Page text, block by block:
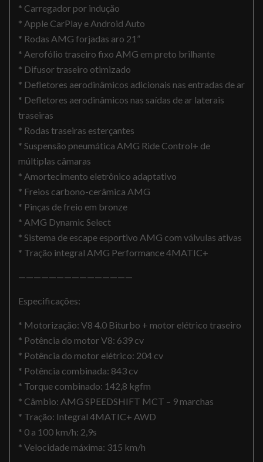
* Carregador por indução
* Apple CarPlay e Android Auto
* Rodas AMG forjadas aro 21”
* Aerofólio traseiro fixo AMG em preto brilhante
* Difusor traseiro otimizado
* Defletores aerodinâmicos adicionais nas entradas de ar
* Defletores aerodinâmicos nas saídas de ar laterais
traseiras
* Rodas traseiras esterçantes
* Suspensão pneumática AMG Ride Control+ de
múltiplas câmaras
* Amortecimento eletrônico adaptativo
* Freios carbono-cerâmica AMG
* Pinças de freio em bronze
* AMG Dynamic Select
* Sistema de escape esportivo AMG com válvulas ativas
* Tração integral AMG Performance 4MATIC+
———————————————
Especificações:
* Motorização: V8 4.0 Biturbo + motor elétrico traseiro
* Potência do motor V8: 639 cv
* Potência do motor elétrico: 204 cv
* Potência combinada: 843 cv
* Torque combinado: 142,8 kgfm
* Câmbio: AMG SPEEDSHIFT MCT – 9 marchas
* Tração: Integral 4MATIC+ AWD
* 0 a 100 km/h: 2,9s
* Velocidade máxima: 315 km/h